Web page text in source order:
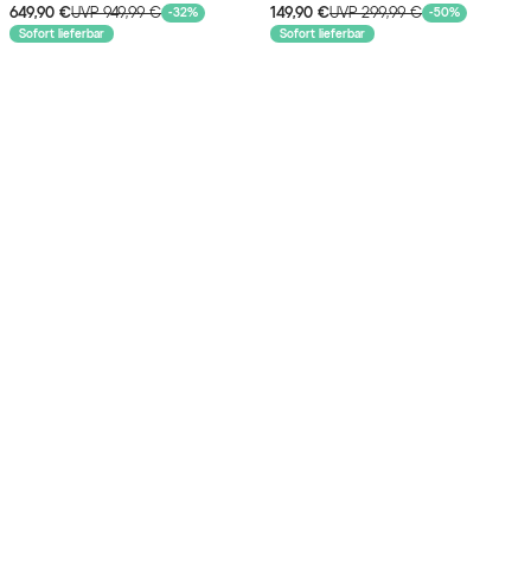
integriertes Ablassventil, UV-beständig
649,90 €UVP 949,99 € -32%
Sofort lieferbar
Beständig
149,90 €UVP 299,99 € -50%
Sofort lieferbar